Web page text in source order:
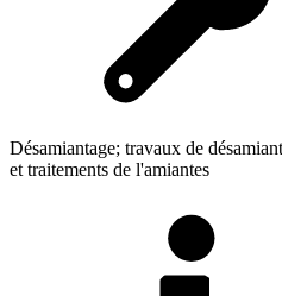
Désamiantage; travaux de
et traitements de l'amiantes